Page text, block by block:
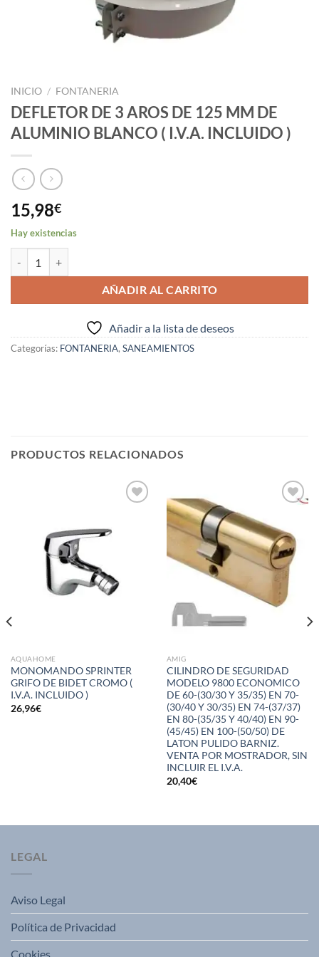
INICIO / FONTANERIA
DEFLETOR DE 3 AROS DE 125 MM DE
ALUMINIO BLANCO ( I.V.A. INCLUIDO )
15,98€
Hay existencias
AÑADIR AL CARRITO
Añadir a la lista de deseos
Categorías: FONTANERIA, SANEAMIENTOS
PRODUCTOS RELACIONADOS
AQUAHOME
MONOMANDO SPRINTER
GRIFO DE BIDET CROMO (
I.V.A. INCLUIDO )
26,96€
lista de
deseos
AMIG
CILINDRO DE SEGURIDAD
MODELO 9800 ECONOMICO
DE 60-(30/30 Y 35/35) EN 70-
(30/40 Y 30/35) EN 74-(37/37)
EN 80-(35/35 Y 40/40) EN 90-
(45/45) EN 100-(50/50) DE
LATON PULIDO BARNIZ.
VENTA POR MOSTRADOR, SIN
INCLUIR EL I.V.A.
20,40€
LEGAL
Aviso Legal
Política de Privacidad
Cookies